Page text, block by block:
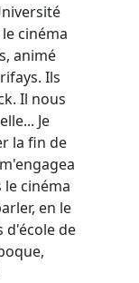
cinéma
animé
Ils
Il nous
Je
la fin de
le cinéma
en le
d'école de